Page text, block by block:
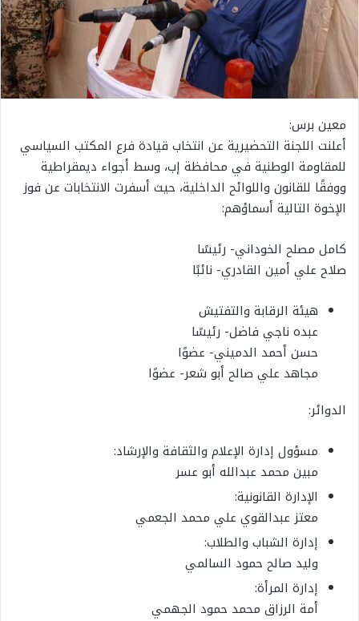
معين برس:
أعلنت اللجنة التحضيرية عن انتخاب قيادة فرع المكتب السياسي
للمقاومة الوطنية في محافظة إب، وسط أجواء ديمقراطية
ووفقًا للقانون واللوائح الداخلية، حيث أسفرت الانتخابات عن فوز
الإخوة التالية أسماؤهم:
كامل مصلح الخوداني- رئيسًا
صلاح علي أمين القادري- نائبًا
هيئة الرقابة والتفتيش
عبده ناجي فاضل- رئيسًا
حسن أحمد الدميني- عضوًا
مجاهد علي صالح أبو شعر- عضوًا
الدوائر:
مسؤول إدارة الإعلام والثقافة والإرشاد:
مبين محمد عبدالله أبو عسر
الإدارة القانونية:
معتز عبدالقوي علي محمد الجعمي
إدارة الشباب والطلاب:
وليد صالح حمود السالمي
إدارة المرأة:
أمة الرزاق محمد حمود الجهمي